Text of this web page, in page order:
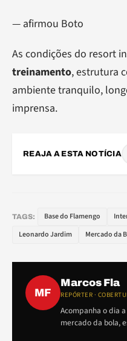
— afirmou Boto
As condições do resort
treinamento, estrutura
ambiente tranquilo,
imprensa.
REAJA A ESTA NOTÍCIA
TAGS: Base do Flamengo
Leonardo Jardim
Mercado da
MF
Marcos Fla
REPÓRTER ·
Acompanha o dia
mercado da bola,